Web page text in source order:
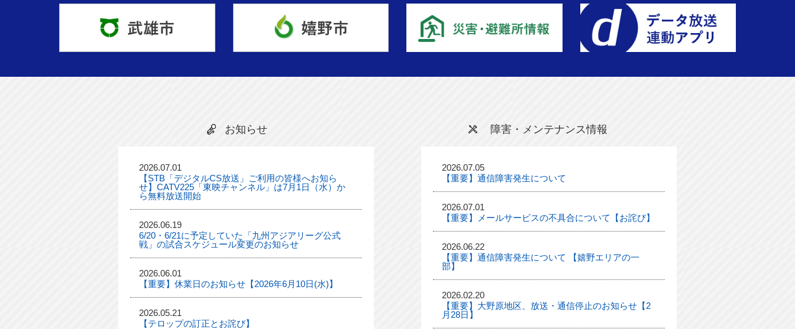
お知らせ
2026.07.01
【STB「デジタルCS放送」ご利用の皆様へお知ら
せ】CATV225「東映チャンネル」は7月1日（水）か
ら無料放送開始
2026.06.19
6/20・6/21に予定していた「九州アジアリーグ公式
戦」の試合スケジュール変更のお知らせ
2026.06.01
【重要】休業日のお知らせ【2026年6月10日(水)】
2026.05.21
【テロップの訂正とお詫び】
障害・メンテナンス情報
2026.07.05
【重要】通信障害発生について
2026.07.01
【重要】メールサービスの不具合について【お詫び】
2026.06.22
【重要】通信障害発生について 【嬉野エリアの一
部】
2026.02.20
【重要】大野原地区、放送・通信停止のお知らせ【2
月28日】